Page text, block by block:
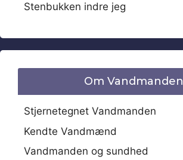
Stenbukken indre jeg
Om Vandmanden
Stjernetegnet Vandmanden
Kendte Vandmænd
Vandmanden og sundhed